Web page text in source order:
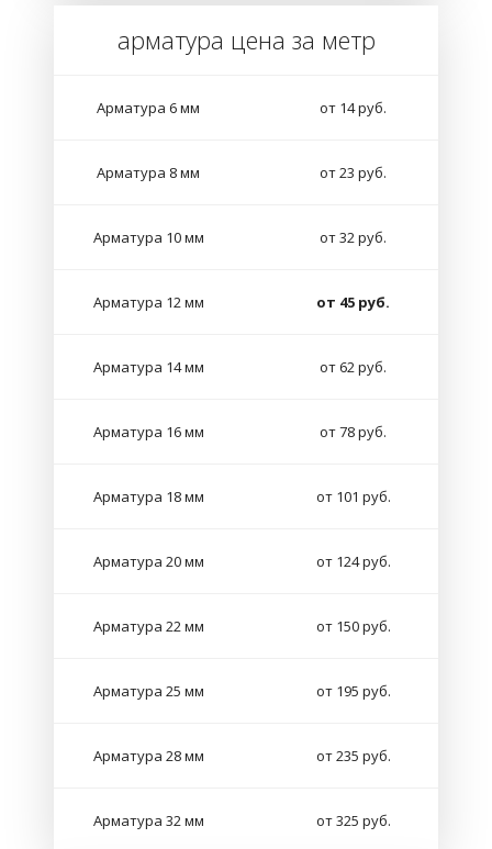
арматура цена за метр
Арматура 6 мм от 14 руб.
Арматура 8 мм от 23 руб.
Арматура 10 мм от 32 руб.
Арматура 12 мм от 45 руб.
Арматура 14 мм от 62 руб.
Арматура 16 мм от 78 руб.
Арматура 18 мм от 101 руб.
Арматура 20 мм от 124 руб.
Арматура 22 мм от 150 руб.
Арматура 25 мм от 195 руб.
Арматура 28 мм от 235 руб.
Арматура 32 мм от 325 руб.